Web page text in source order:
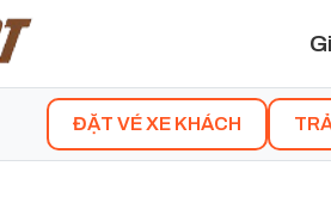
ĐẶT VÉ XE KHÁCH